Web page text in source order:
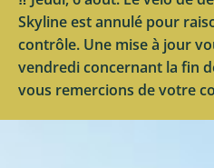
Skyline est annulé pour
contrôle. Une mise à jour
vendredi concernant la fin
vous remercions de votre